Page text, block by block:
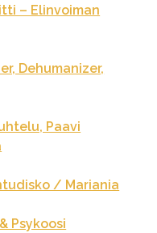
– Elinvoiman
Dehumanizer,
Paavi
/ Mariania
Psykoosi